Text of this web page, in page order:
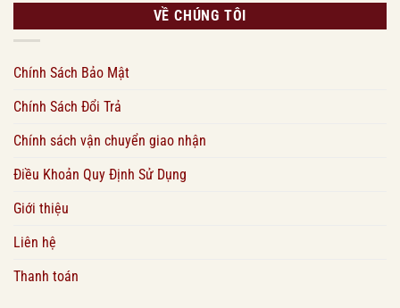
VỀ CHÚNG TÔI
Chính Sách Bảo Mật
Chính Sách Đổi Trả
Chính sách vận chuyển giao nhận
Điều Khoản Quy Định Sử Dụng
Giới thiệu
Liên hệ
Thanh toán